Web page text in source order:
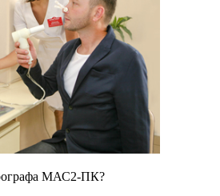
МАС2-ПК?